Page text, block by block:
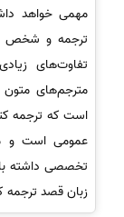
مهمی خواهد
ترجمه و شخص
تفاوت‌های
مترجم‌های
است که ترجمه
عمومی است و
تخصصی داشته
زبان قصد ترجمه